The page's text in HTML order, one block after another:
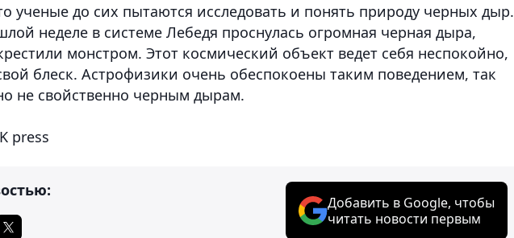
ученые до сих пытаются исследовать и понять природу черных дыр.
неделе в системе Лебедя проснулась огромная черная дыра,
монстром. Этот космический объект ведет себя неспокойно,
блеск. Астрофизики очень обеспокоены таким поведением, так
не свойственно черным дырам.
press
Добавить в Google, чтобы
читать новости первым